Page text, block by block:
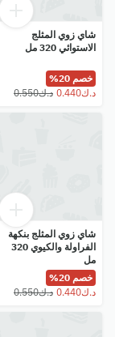
شاي زوي المثلج
الاستوائي 320 مل
خصم 20%
شاي زوي المثلج بنكهة
الفراولة والكيوي 320
مل
خصم 20%